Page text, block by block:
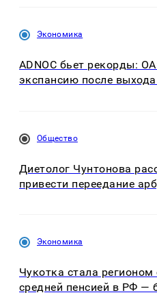
Экономика
ADNOC бьет рекорды:
экспансию после
Общество
Диетолог Чунтонова
привести переедание
Экономика
Чукотка стала
средней пенсией в РФ —